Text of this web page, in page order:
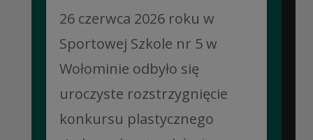
26 czerwca 2026 roku w
Sportowej Szkole nr 5 w
Wołominie odbyło się
uroczyste rozstrzygnięcie
konkursu plastycznego